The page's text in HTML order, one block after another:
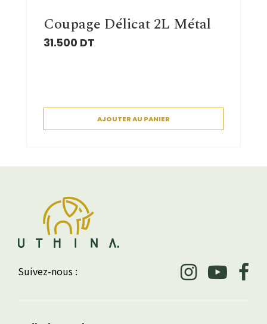
Coupage Délicat 2L Métal
31.500 DT
AJOUTER AU PANIER
Suivez-nous :